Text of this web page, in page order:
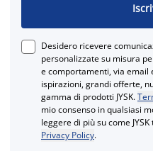
Desidero ricevere
personalizzate su misura
e comportamenti, via email
ispirazioni, grandi offerte,
gamma di prodotti JYSK.
mio consenso in qualsiasi
leggere di più su come
Privacy Policy.